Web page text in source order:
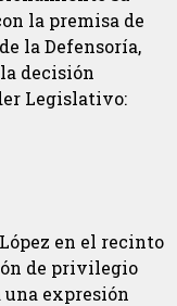
la premisa de
la Defensoría,
decisión
Legislativo:
en el recinto
de privilegio
una expresión